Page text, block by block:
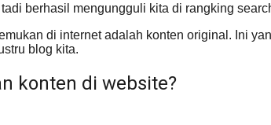
berhasil mengungguli kita di rangking
di internet adalah konten original. Ini
blog kita.
konten di website?